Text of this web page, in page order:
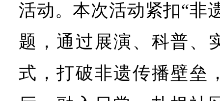
活动。本次活动紧扣“非
题，通过展演、科普、
式，打破非遗传播壁垒